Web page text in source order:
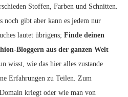
Stoffen, Farben und Schnitten.
noch gibt aber kann es jedem nur
lautet übrigens; Finde deinen
Bloggern aus der ganzen Welt
wisst, wie das hier alles zustande
Erfahrungen zu Teilen. Zum
kriegt oder wie man von